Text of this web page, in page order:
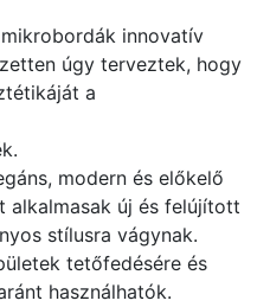
innovatív
úgy terveztek, hogy
a
modern és előkelő
alkalmasak új és felújított
stílusra vágynak.
tetőfedésére és
használhatók.